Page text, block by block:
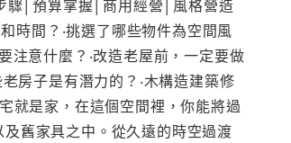
時間？‧挑選了哪些物件為空間風
注意什麼？‧改造老屋前，一定要做
房子是有潛力的？‧木構造建築修
就是家，在這個空間裡，你能將過
舊家具之中。從久遠的時空過渡